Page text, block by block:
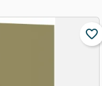
favorite_border